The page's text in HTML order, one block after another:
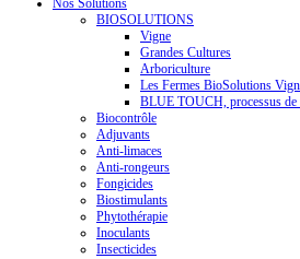
Nos Solutions
BIOSOLUTIONS
Vigne
Grandes Cultures
Arboriculture
Les Fermes BioSolutions
BLUE TOUCH, processus
Biocontrôle
Adjuvants
Anti-limaces
Anti-rongeurs
Fongicides
Biostimulants
Phytothérapie
Inoculants
Insecticides